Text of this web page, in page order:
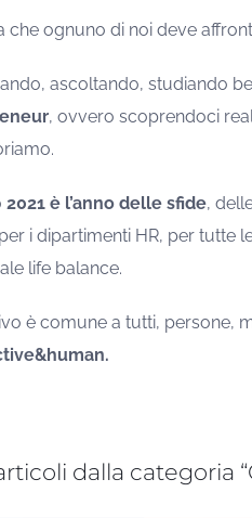
che ognuno di noi deve
ascoltando, studiando
, ovvero scoprendoci
2021 è l’anno delle sfide,
i dipartimenti HR, per tutte
life balance.
è comune a tutti, persone,
dalla categoria